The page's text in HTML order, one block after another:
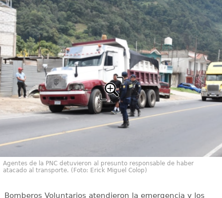
Agentes de la PNC detuvieron al presunto responsable de haber
atacado al transporte. (Foto: Erick Miguel Colop)
Bomberos Voluntarios atendieron la emergencia y los